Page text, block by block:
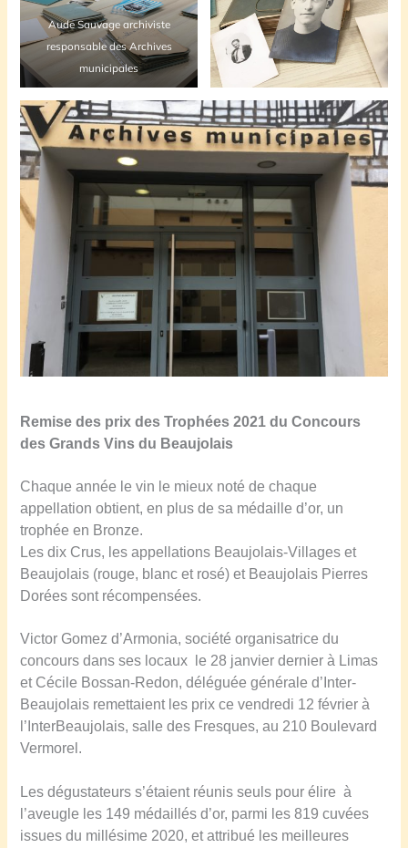
Aude Sauvage archiviste
responsable des Archives
municipales
Remise des prix des Trophées 2021 du Concours
des Grands Vins du Beaujolais
Chaque année le vin le mieux noté de chaque
appellation obtient, en plus de sa médaille d’or, un
trophée en Bronze.
Les dix Crus, les appellations Beaujolais-Villages et
Beaujolais (rouge, blanc et rosé) et Beaujolais Pierres
Dorées sont récompensées.
Victor Gomez d’Armonia, société organisatrice du
concours dans ses locaux le 28 janvier dernier à Limas
et Cécile Bossan-Redon, déléguée générale d’Inter-
Beaujolais remettaient les prix ce vendredi 12 février à
l’InterBeaujolais, salle des Fresques, au 210 Boulevard
Vermorel.
Les dégustateurs s’étaient réunis seuls pour élire à
l’aveugle les 149 médaillés d’or, parmi les 819 cuvées
issues du millésime 2020, et attribué les meilleures